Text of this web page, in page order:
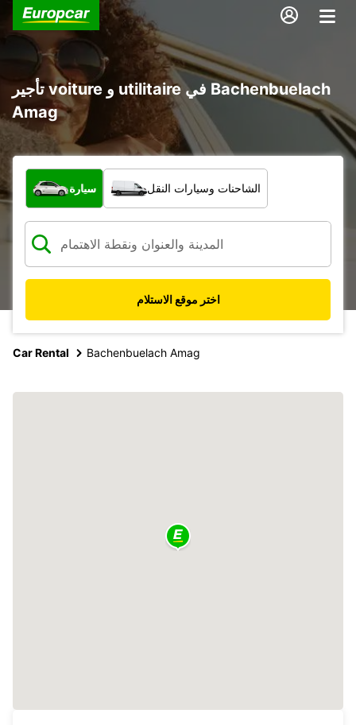
تأجير voiture و utilitaire في Bachenbuelach
Amag
ما نوع المركبة؟
سيارة الشاحنات وسيارات النقل
اختر موقع الاستلام
Car Rental Bachenbuelach Amag